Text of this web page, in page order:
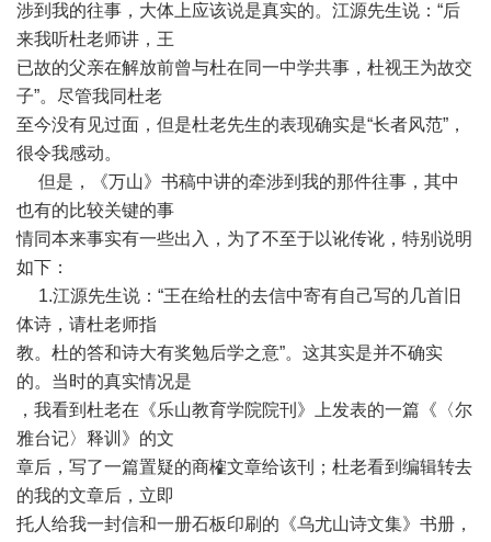
涉到我的往事，大体上应该说是真实的。江源先生说：“后
来我听杜老师讲，王
已故的父亲在解放前曾与杜在同一中学共事，杜视王为故交
子”。尽管我同杜老
至今没有见过面，但是杜老先生的表现确实是“长者风范”，
很令我感动。
但是，《万山》书稿中讲的牵涉到我的那件往事，其中
也有的比较关键的事
情同本来事实有一些出入，为了不至于以讹传讹，特别说明
如下：
1.江源先生说：“王在给杜的去信中寄有自己写的几首旧
体诗，请杜老师指
教。杜的答和诗大有奖勉后学之意”。这其实是并不确实
的。当时的真实情况是
，我看到杜老在《乐山教育学院院刊》上发表的一篇《〈尔
雅台记〉释训》的文
章后，写了一篇置疑的商榷文章给该刊；杜老看到编辑转去
的我的文章后，立即
托人给我一封信和一册石板印刷的《乌尤山诗文集》书册，